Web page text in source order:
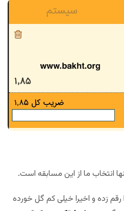
انتخاب ما از این مسابقه است.
زده و اخیرا خیلی کم گل خورده